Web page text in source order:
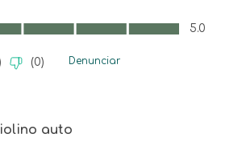
5
5.0
(0) Denunciar
auto